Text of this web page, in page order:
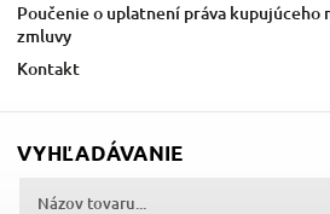
Poučenie o uplatnení práva kupujúceho
zmluvy
Kontakt
VYHĽADÁVANIE